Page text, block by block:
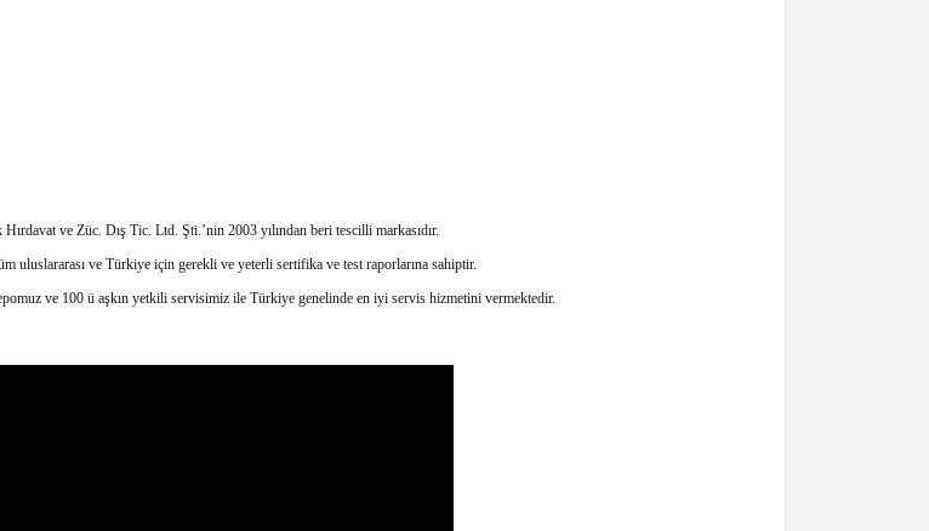
ve Züc. Dış Tic. Ltd. Şti.’nin 2003 yılından beri tescilli markasıdır.
ve Türkiye için gerekli ve yeterli sertifika ve test raporlarına sahiptir.
ve 100 ü aşkın yetkili servisimiz ile Türkiye genelinde en iyi servis hizmetini vermektedir.